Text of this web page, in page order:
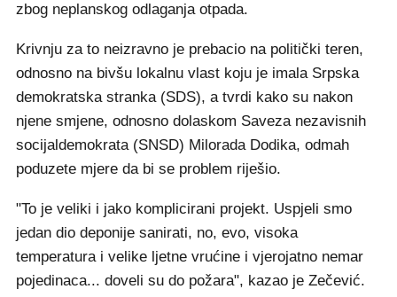
zbog neplanskog odlaganja otpada.
Krivnju za to neizravno je prebacio na politički teren,
odnosno na bivšu lokalnu vlast koju je imala Srpska
demokratska stranka (SDS), a tvrdi kako su nakon
njene smjene, odnosno dolaskom Saveza nezavisnih
socijaldemokrata (SNSD) Milorada Dodika, odmah
poduzete mjere da bi se problem riješio.
"To je veliki i jako komplicirani projekt. Uspjeli smo
jedan dio deponije sanirati, no, evo, visoka
temperatura i velike ljetne vrućine i vjerojatno nemar
pojedinaca... doveli su do požara", kazao je Zečević.